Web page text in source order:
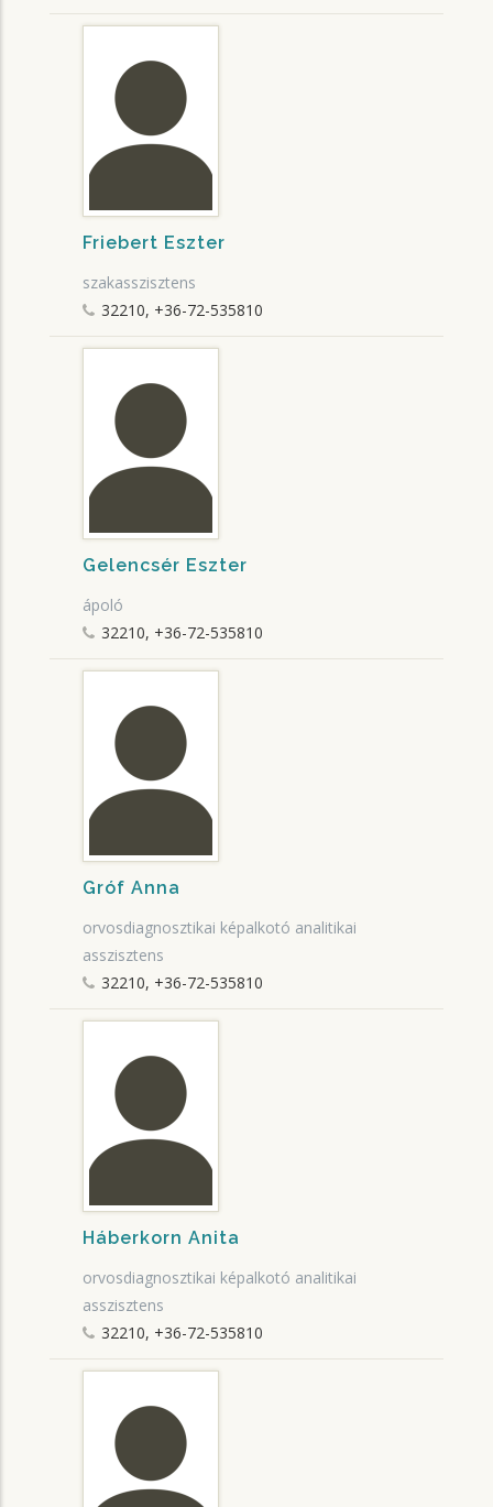
Friebert Eszter
szakasszisztens
32210, +36-72-535810
Gelencsér Eszter
ápoló
32210, +36-72-535810
Gróf Anna
orvosdiagnosztikai képalkotó analitikai
asszisztens
32210, +36-72-535810
Háberkorn Anita
orvosdiagnosztikai képalkotó analitikai
asszisztens
32210, +36-72-535810